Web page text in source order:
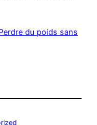
du poids sans